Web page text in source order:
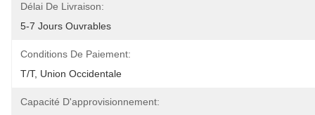
Délai De Livraison:
5-7 Jours Ouvrables
Conditions De Paiement:
T/T, Union Occidentale
Capacité D'approvisionnement: